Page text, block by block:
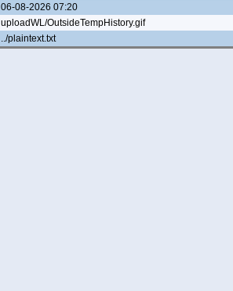
06-08-2026 07:20
uploadWL/OutsideTempHistory.gif
../plaintext.txt